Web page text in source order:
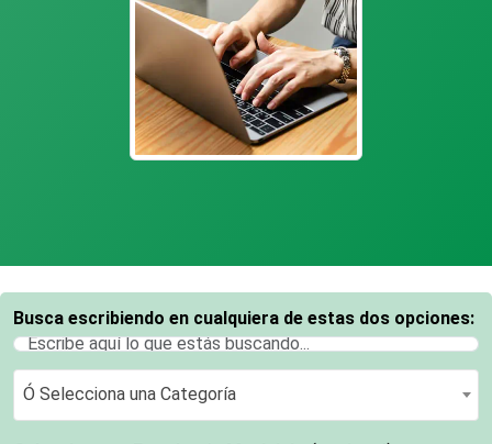
Busca escribiendo en cualquiera de estas dos opciones:
Ó Selecciona una Categoría
Ó Selecciona una Categoría